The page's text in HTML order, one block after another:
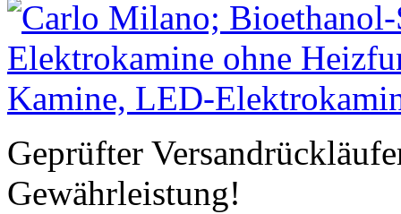
Geprüfter
Gewährleistung!